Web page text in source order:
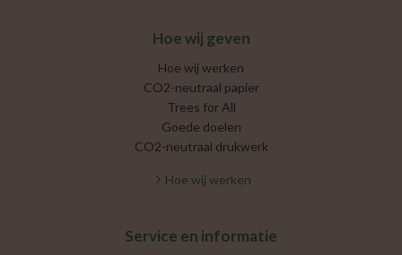
Hoe wij geven
Hoe wij werken
CO2-neutraal papier
Trees for All
Goede doelen
CO2-neutraal drukwerk
Hoe wij werken
Service en informatie